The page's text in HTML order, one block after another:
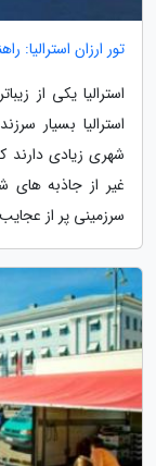
تور ارزان استرالیا:
استرالیا یکی از
استرالیا بسیار
شهری زیادی دارند
غیر از جاذبه های
سرزمینی پر از